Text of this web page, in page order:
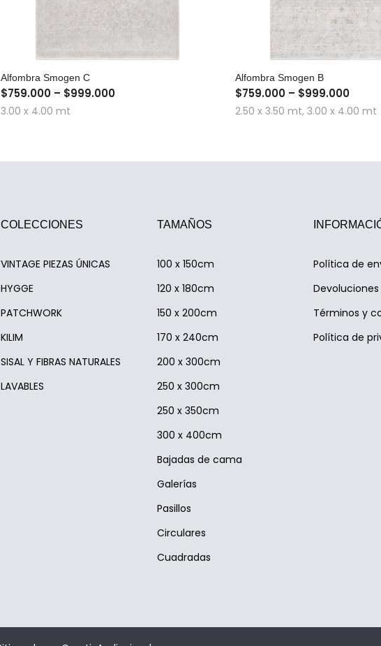
COMPRA RÁPIDA
Alfombra Smogen C
$759.000 – $999.000
3.00 x 4.00 mt
COMPRA RÁPIDA
Alfombra Smogen B
$759.000 – $999.000
2.50 x 3.50 mt, 3.00 x 4.00 mt
COLECCIONES
VINTAGE PIEZAS ÚNICAS
HYGGE
PATCHWORK
KILIM
SISAL Y FIBRAS NATURALES
LAVABLES
TAMAÑOS
100 x 150cm
120 x 180cm
150 x 200cm
170 x 240cm
200 x 300cm
250 x 300cm
250 x 350cm
300 x 400cm
Bajadas de cama
Galerías
Pasillos
Circulares
Cuadradas
Política de
Términos y
Política de